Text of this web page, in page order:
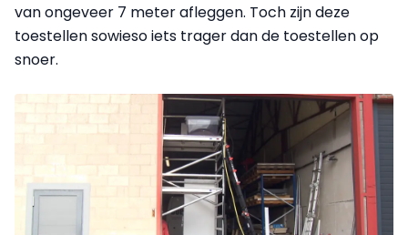
van ongeveer 7 meter afleggen. Toch zijn deze
toestellen sowieso iets trager dan de toestellen op
snoer.